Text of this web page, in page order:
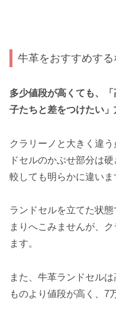
牛革をおすすめす
多少値段が高くても、
子たちと差をつけたい」
クラリーノと大きく違
ドセルのかぶせ部分は
較しても明らかに違いま
ランドセルを立てた状
まりへこみませんが、
ます。
また、牛革ランドセル
ものより値段が高く、7